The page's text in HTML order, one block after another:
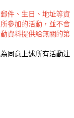
件、生日、地址等資
參加的活動，並不會
資料提供給無關的第
同意上述所有活動注